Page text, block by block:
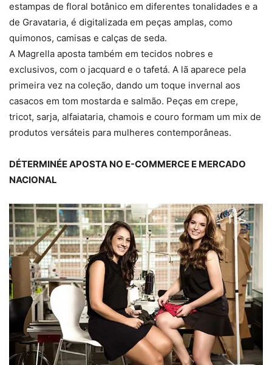
estampas de floral botânico em diferentes tonalidades e a
de Gravataria, é digitalizada em peças amplas, como
quimonos, camisas e calças de seda.
A Magrella aposta também em tecidos nobres e
exclusivos, com o jacquard e o tafetá. A lã aparece pela
primeira vez na coleção, dando um toque invernal aos
casacos em tom mostarda e salmão. Peças em crepe,
tricot, sarja, alfaiataria, chamois e couro formam um mix de
produtos versáteis para mulheres contemporâneas.
DÉTERMINÉE APOSTA NO E-COMMERCE E MERCADO
NACIONAL